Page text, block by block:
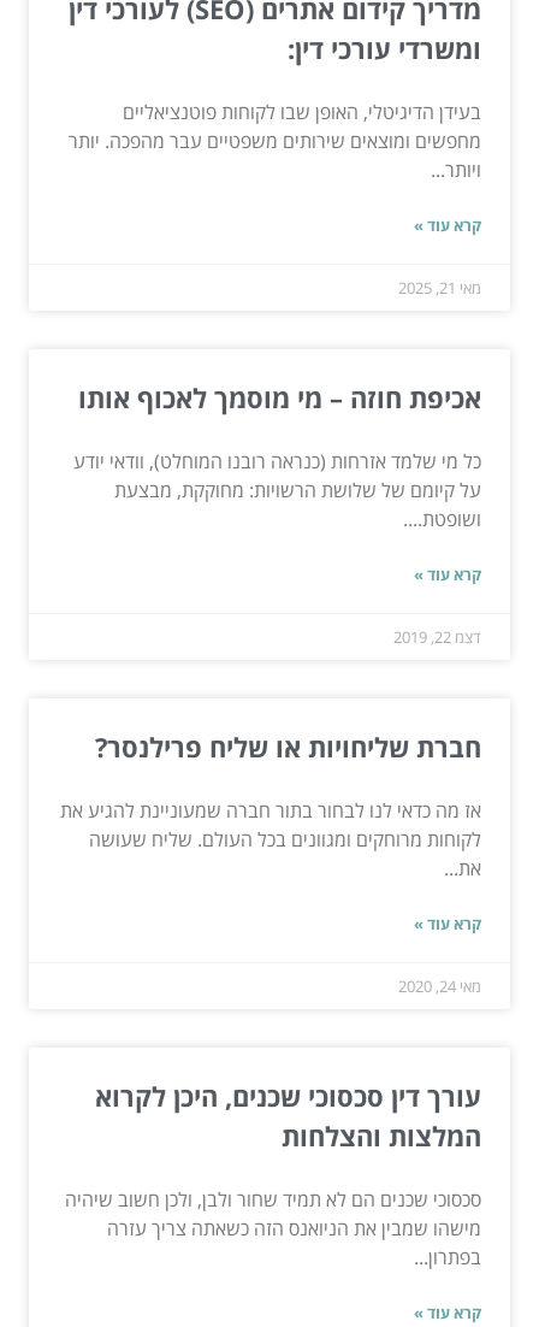
מדריך קידום אתרים (SEO) לעורכי דין
ומשרדי עורכי דין:
בעידן הדיגיטלי, האופן שבו לקוחות פוטנציאליים
מחפשים ומוצאים שירותים משפטיים עבר מהפכה. יותר
ויותר...
קרא עוד »
מאי 21, 2025
אכיפת חוזה – מי מוסמך לאכוף אותו
כל מי שלמד אזרחות (כנראה רובנו המוחלט), וודאי יודע
על קיומם של שלושת הרשויות: מחוקקת, מבצעת
ושופטת....
קרא עוד »
דצמ 22, 2019
חברת שליחויות או שליח פרילנסר?
אז מה כדאי לנו לבחור בתור חברה שמעוניינת להגיע את
לקוחות מרוחקים ומגוונים בכל העולם. שליח שעושה
את...
קרא עוד »
מאי 24, 2020
עורך דין סכסוכי שכנים, היכן לקרוא
המלצות והצלחות
סכסוכי שכנים הם לא תמיד שחור ולבן, ולכן חשוב שיהיה
מישהו שמבין את הניואנס הזה כשאתה צריך עזרה
בפתרון...
קרא עוד »